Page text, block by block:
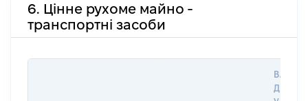
6. Цінне рухоме майно -
транспортні засоби
ДАТУ